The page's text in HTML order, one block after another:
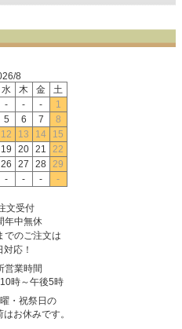
8
水 木 金
土
- - -
1
5 6 7
8
12 13 14
15
19 20 21
22
26 27 28
29
- - - -
文受付
年中無休
でのご注文は
対応！
営業時間
時～午後5時
・祝祭日の
お休みです。